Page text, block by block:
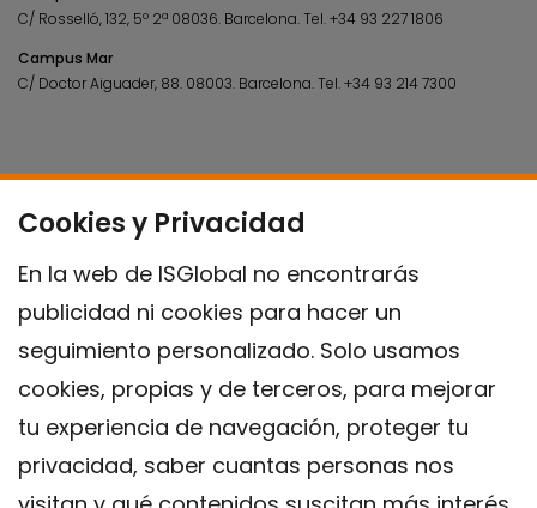
Cookies y Privacidad
En la web de ISGlobal no encontrarás
publicidad ni cookies para hacer un
seguimiento personalizado. Solo usamos
cookies, propias y de terceros, para mejorar
tu experiencia de navegación, proteger tu
privacidad, saber cuantas personas nos
C/ Rosselló, 132, 5º 2ª 08036. Barcelona.Tel.+34 93 227 1806
Campus Mar
C/ Doctor Aiguader, 88. 08003. Barcelona.Tel.+34 93 214 7300